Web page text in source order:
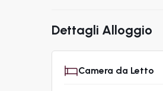
Dettagli Alloggio
Camera da Letto